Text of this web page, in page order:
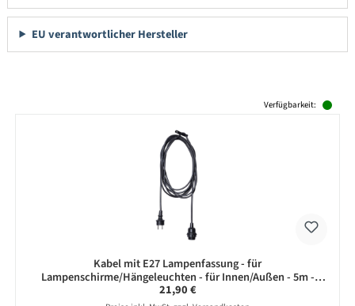
EU verantwortlicher Hersteller
Verfügbarkeit:
Kabel mit E27 Lampenfassung - für
Lampenschirme/Hängeleuchten - für Innen/Außen - 5m -
schwarz
Regulärer Preis:
21,90 €